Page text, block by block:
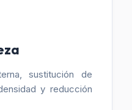
sustitución de
y reducción